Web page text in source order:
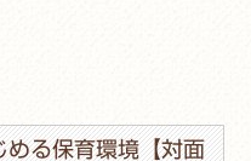
る保育環境【対面